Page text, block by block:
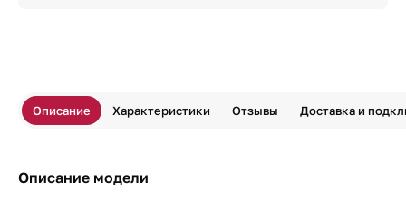
Описание Характеристики Отзывы Доставка и
Описание модели